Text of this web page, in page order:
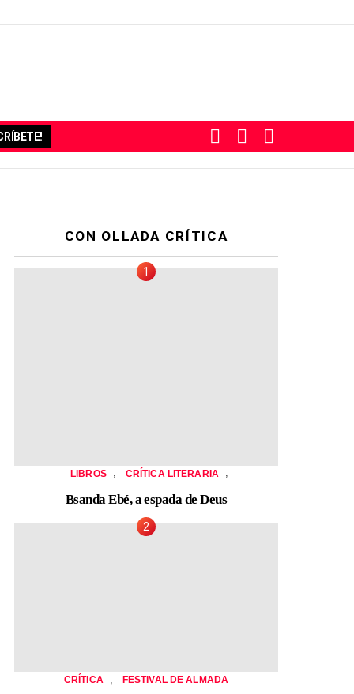
SWITCH
SKIN
BUSCAR
CON OLLADA CRÍTICA
LIBROS , CRÍTICA LITERARIA ,
Bsanda Ebé, a espada de Deus
CRÍTICA FESTIVAL DE ALMADA